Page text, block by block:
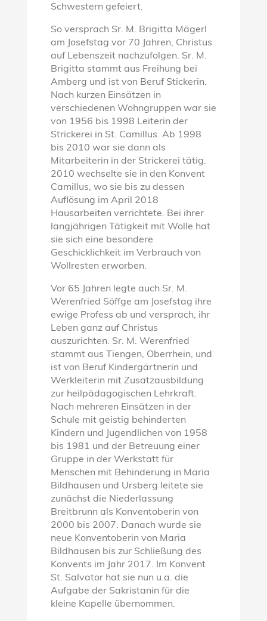
Schwestern gefeiert.
So versprach Sr. M. Brigitta Mägerl
am Josefstag vor 70 Jahren, Christus
auf Lebenszeit nachzufolgen. Sr. M.
Brigitta stammt aus Freihung bei
Amberg und ist von Beruf Stickerin.
Nach kurzen Einsätzen in
verschiedenen Wohngruppen war sie
von 1956 bis 1998 Leiterin der
Strickerei in St. Camillus. Ab 1998
bis 2010 war sie dann als
Mitarbeiterin in der Strickerei tätig.
2010 wechselte sie in den Konvent
Camillus, wo sie bis zu dessen
Auflösung im April 2018
Hausarbeiten verrichtete. Bei ihrer
langjährigen Tätigkeit mit Wolle hat
sie sich eine besondere
Geschicklichkeit im Verbrauch von
Wollresten erworben.
Vor 65 Jahren legte auch Sr. M.
Werenfried Söffge am Josefstag ihre
ewige Profess ab und versprach, ihr
Leben ganz auf Christus
auszurichten. Sr. M. Werenfried
stammt aus Tiengen, Oberrhein, und
ist von Beruf Kindergärtnerin und
Werkleiterin mit Zusatzausbildung
zur heilpädagogischen Lehrkraft.
Nach mehreren Einsätzen in der
Schule mit geistig behinderten
Kindern und Jugendlichen von 1958
bis 1981 und der Betreuung einer
Gruppe in der Werkstatt für
Menschen mit Behinderung in Maria
Bildhausen und Ursberg leitete sie
zunächst die Niederlassung
Breitbrunn als Konventoberin von
2000 bis 2007. Danach wurde sie
neue Konventoberin von Maria
Bildhausen bis zur Schließung des
Konvents im Jahr 2017. Im Konvent
St. Salvator hat sie nun u.a. die
Aufgabe der Sakristanin für die
kleine Kapelle übernommen.